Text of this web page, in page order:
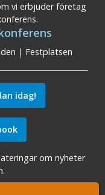
vi erbjuder företag
| Festplatsen
idag!
om nyheter
Stockholm|